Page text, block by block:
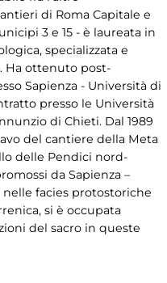
di Roma Capitale e
3 e 15 - è laureata in
specializzata e
Ha ottenuto post-
Sapienza - Università di
presso le Università
di Chieti. Dal 1989
del cantiere della Meta
delle Pendici nord-
da Sapienza –
nelle facies protostoriche
si è occupata
del sacro in queste